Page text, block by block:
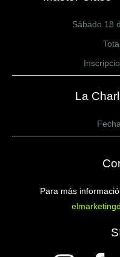
Sábado 18
La
Para más